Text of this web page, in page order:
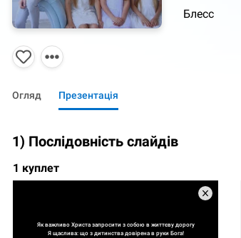
Блесс
Огляд Презентація
1) Послідовність слайдів
1 куплет
Як важливо Христа запросити з собою в життєву дорогу
Я щаслива: що з дитинства довірена в руки Бога!